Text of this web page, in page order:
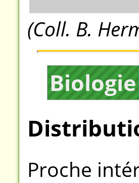
(Coll. B.
Proche